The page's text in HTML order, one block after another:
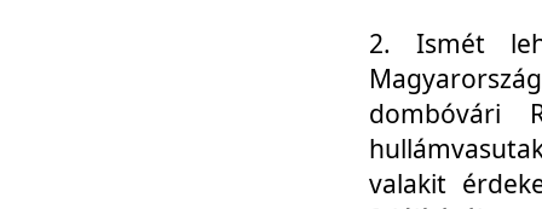
2. Ismét
dombóvári
valakit